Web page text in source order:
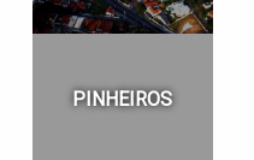
PINHEIROS